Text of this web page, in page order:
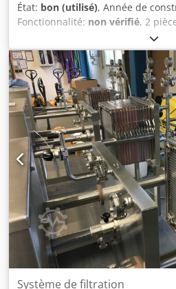
État: bon (utilisé), Année de
Fonctionnalité: non vérifié, 2
Cjdpsr Nvg Ssfx Al Derf 1x Alfa
Système de filtration